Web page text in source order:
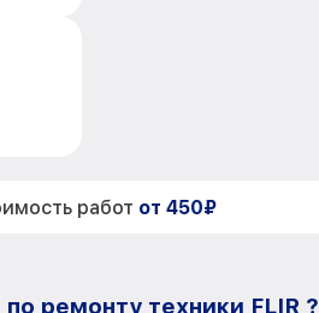
работ от 450₽
ремонту техники FLIR ?